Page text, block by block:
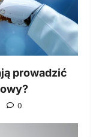
prowadzić
0